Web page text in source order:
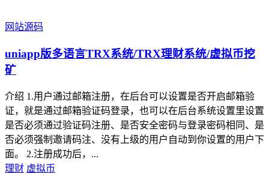
网站源码
uniapp版多语言TRX系统/TRX理财系统/虚拟币挖
矿
介绍 1.用户通过邮箱注册，在后台可以设置是否开启邮箱验
证，就是通过邮箱验证码登录，也可以在后台系统设置里设置
是否必须通过验证码注册、是否安全密码与登录密码相同、是
否必须强制邀请码注、没有上级的用户自动到你设置的用户下
面。 2.注册成功后，...
理财 虚拟币